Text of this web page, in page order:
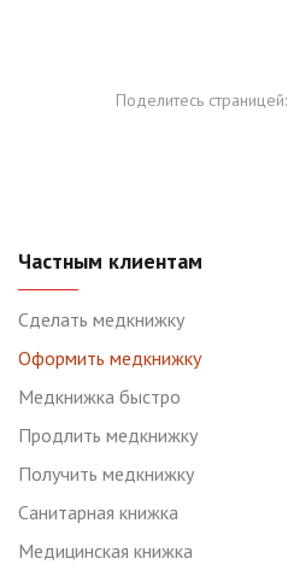
Поделитесь страницей:
Частным клиентам
Сделать медкнижку
Оформить медкнижку
Медкнижка быстро
Продлить медкнижку
Получить медкнижку
Санитарная книжка
Медицинская книжка